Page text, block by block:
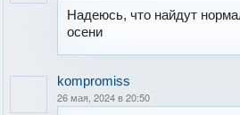
Надеюсь, что найдут
осени
kompromiss
26 мая, 2024 в 20:50